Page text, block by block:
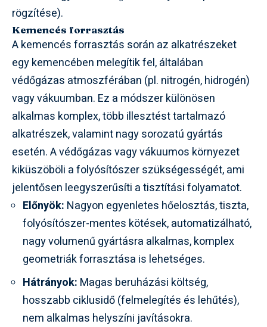
rögzítése).
Kemencés forrasztás
A kemencés forrasztás során az alkatrészeket
egy kemencében melegítik fel, általában
védőgázas atmoszférában (pl. nitrogén, hidrogén)
vagy vákuumban. Ez a módszer különösen
alkalmas komplex, több illesztést tartalmazó
alkatrészek, valamint nagy sorozatú gyártás
esetén. A védőgázas vagy vákuumos környezet
kiküszöböli a folyósítószer szükségességét, ami
jelentősen leegyszerűsíti a tisztítási folyamatot.
Előnyök: Nagyon egyenletes hőelosztás, tiszta,
folyósítószer-mentes kötések, automatizálható,
nagy volumenű gyártásra alkalmas, komplex
geometriák forrasztása is lehetséges.
Hátrányok: Magas beruházási költség,
hosszabb ciklusidő (felmelegítés és lehűtés),
nem alkalmas helyszíni javításokra.